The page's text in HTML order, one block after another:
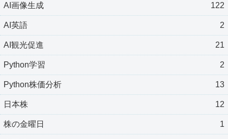
AI画像生成 122
AI英語 2
AI観光促進 21
Python学習 2
Python株価分析 13
日本株 12
株の金曜日 1